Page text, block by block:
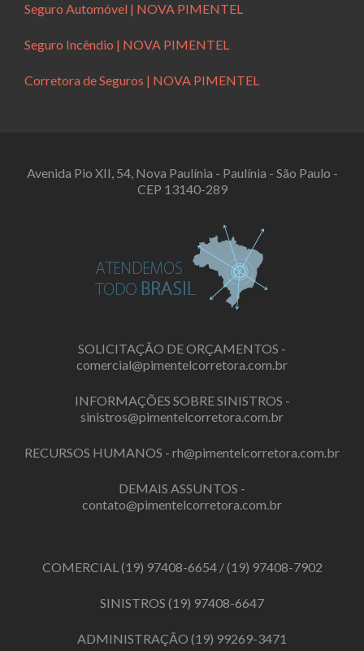
Seguro Automóvel | NOVA PIMENTEL
Seguro Incêndio | NOVA PIMENTEL
Corretora de Seguros | NOVA PIMENTEL
Avenida Pio XII, 54, Nova Paulínia - Paulínia - São Paulo -
CEP 13140-289
SOLICITAÇÃO DE ORÇAMENTOS -
comercial@pimentelcorretora.com.br
INFORMAÇÕES SOBRE SINISTROS -
sinistros@pimentelcorretora.com.br
RECURSOS HUMANOS - rh@pimentelcorretora.com.br
DEMAIS ASSUNTOS -
contato@pimentelcorretora.com.br
COMERCIAL(19) 97408-6654/(19) 97408-7902
SINISTROS (19) 97408-6647
ADMINISTRAÇÃO (19) 99269-3471